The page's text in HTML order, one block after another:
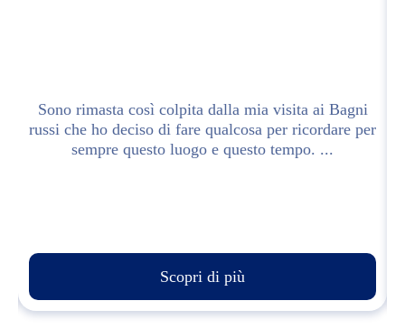
Sono rimasta così colpita dalla mia visita ai Bagni
russi che ho deciso di fare qualcosa per ricordare per
sempre questo luogo e questo tempo. ...
Scopri di più